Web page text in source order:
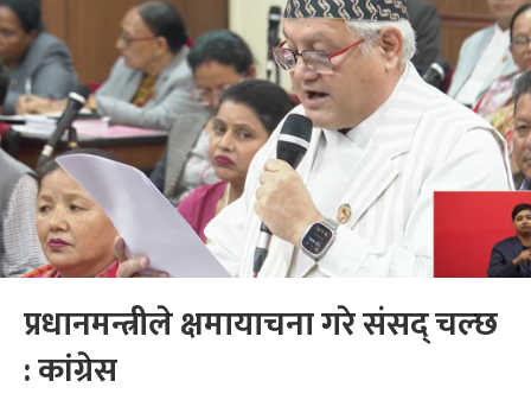
प्रधानमन्त्रीले क्षमायाचना गरे संसद् चल्छ
: कांग्रेस